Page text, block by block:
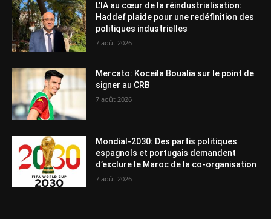
L’IA au cœur de la réindustrialisation:
Haddef plaide pour une redéfinition des
politiques industrielles
7 août 2026
Mercato: Koceila Boualia sur le point de
signer au CRB
7 août 2026
Mondial-2030: Des partis politiques
espagnols et portugais demandent
d’exclure le Maroc de la co-organisation
7 août 2026